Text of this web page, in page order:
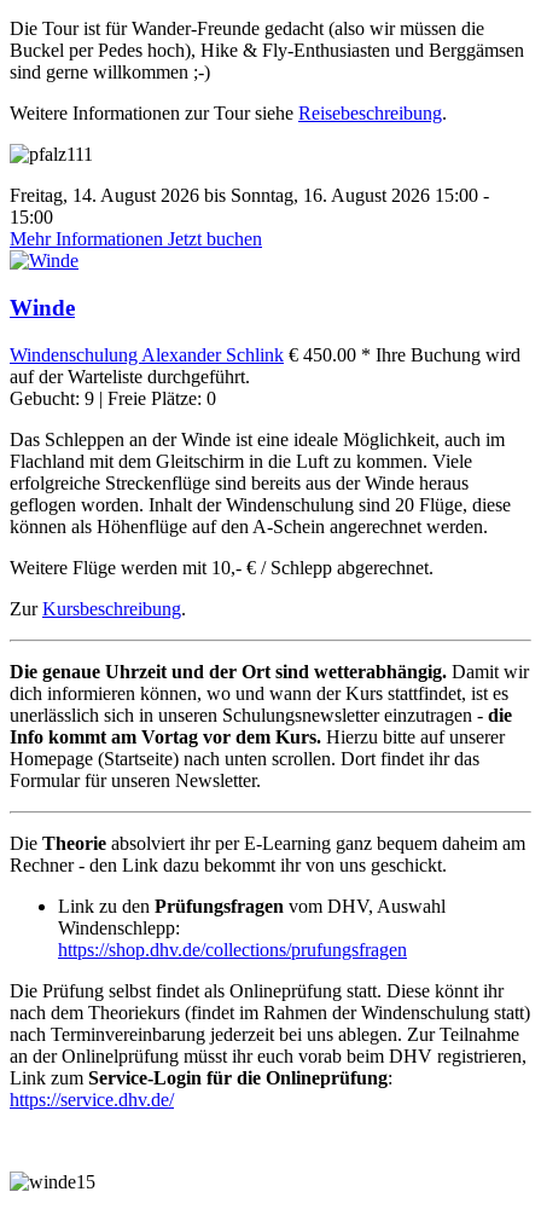
Die Tour ist für Wander-Freunde gedacht (also wir müssen die
Buckel per Pedes hoch), Hike & Fly-Enthusiasten und Berggämsen
sind gerne willkommen ;-)
Weitere Informationen zur Tour siehe Reisebeschreibung.
Freitag, 14. August 2026 bis Sonntag, 16. August 2026 15:00 -
15:00
Mehr Informationen Jetzt buchen
Winde
Windenschulung Alexander Schlink € 450.00 * Ihre Buchung wird
auf der Warteliste durchgeführt.
Gebucht: 9 | Freie Plätze: 0
Das Schleppen an der Winde ist eine ideale Möglichkeit, auch im
Flachland mit dem Gleitschirm in die Luft zu kommen. Viele
erfolgreiche Streckenflüge sind bereits aus der Winde heraus
geflogen worden. Inhalt der Windenschulung sind 20 Flüge, diese
können als Höhenflüge auf den A-Schein angerechnet werden.
Weitere Flüge werden mit 10,- € / Schlepp abgerechnet.
ZurKursbeschreibung.
Die genaue Uhrzeit und der Ort sind wetterabhängig. Damit wir
dich informieren können, wo und wann der Kurs stattfindet, ist es
unerlässlich sich in unseren Schulungsnewsletter einzutragen - die
Info kommt am Vortag vor dem Kurs. Hierzu bitte auf unserer
Homepage (Startseite) nach unten scrollen. Dort findet ihr das
Formular für unseren Newsletter.
Die Theorie absolviert ihr per E-Learning ganz bequem daheim am
Rechner - den Link dazu bekommt ihr von uns geschickt.
Link zu den Prüfungsfragen vom DHV, Auswahl
Windenschlepp:
https://shop.dhv.de/collections/prufungsfragen
Die Prüfung selbst findet als Onlineprüfung statt. Diese könnt ihr
nach dem Theoriekurs (findet im Rahmen der Windenschulung statt)
nach Terminvereinbarung jederzeit bei uns ablegen. Zur Teilnahme
an der Onlinelprüfung müsst ihr euch vorab beim DHV registrieren,
Link zum Service-Login für die Onlineprüfung:
https://service.dhv.de/